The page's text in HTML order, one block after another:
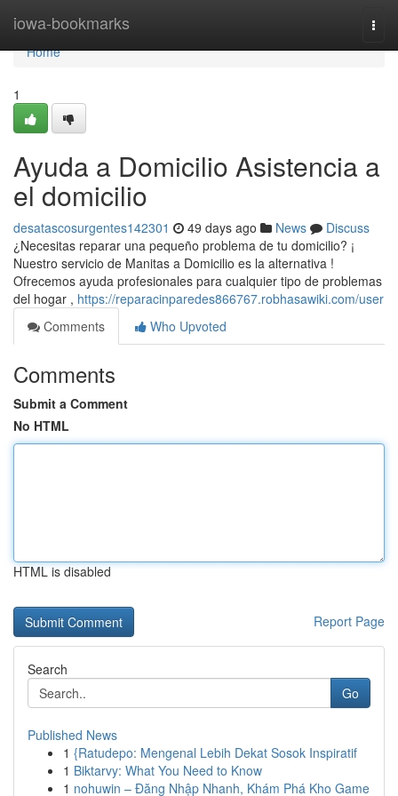
iowa-bookmarks
Home
Home
1
Ayuda a Domicilio Asistencia a
el domicilio
desatascosurgentes142301 49 days ago News
Discuss
¿Necesitas reparar una pequeño problema de tu domicilio? ¡
Nuestro servicio de Manitas a Domicilio es la alternativa !
Ofrecemos ayuda profesionales para cualquier tipo de problemas
del hogar , https://reparacinparedes866767.robhasawiki.com/user
Comments
Who Upvoted
Comments
Submit a Comment
No HTML
HTML is disabled
Report Page
Search
Go
Published News
1 {Ratudepo: Mengenal Lebih Dekat Sosok Inspiratif
1 Biktarvy: What You Need to Know
1 nohuwin – Đăng Nhập Nhanh, Khám Phá Kho Game